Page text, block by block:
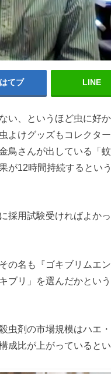
はてブ LINE
い、というほど虫に好か
けグッズもコレクター
鳥さんが出している「
が12時間持続するとい
用試験受ければよか
名も『ゴキブリムエ
ブリ」を選んだかとい
剤の市場規模はハエ
比が上がっていると